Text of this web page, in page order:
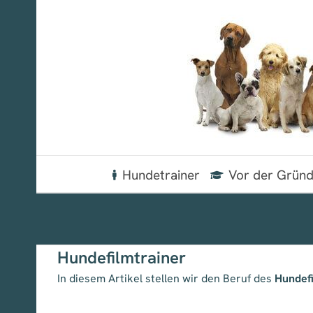
Hundetrainer Vor der
Hundefilmtrainer
In diesem Artikel stellen wir den Beruf des